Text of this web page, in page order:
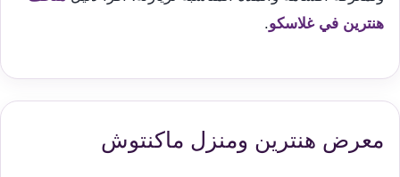
هنترين في غلاسكو.
معرض هنترين ومنزل ماكنتوش